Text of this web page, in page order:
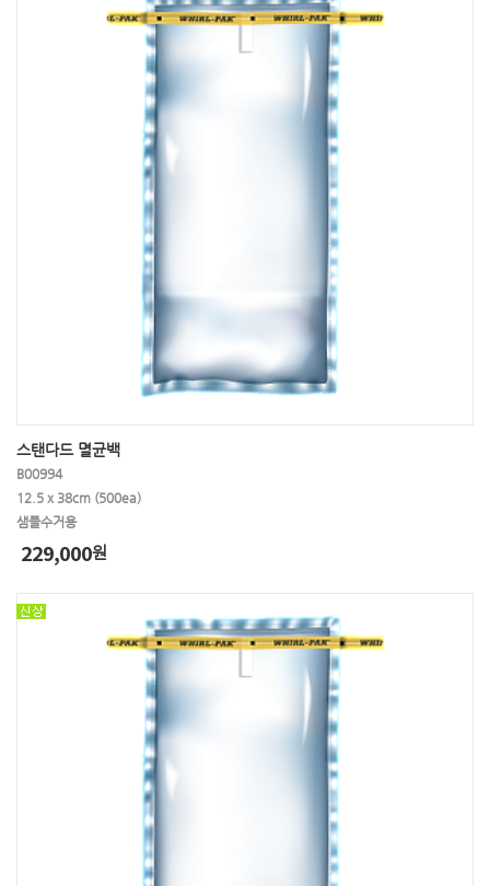
스탠다드 멸균백
B00994
12.5 x 38cm (500ea)
샘플수거용
229,000원